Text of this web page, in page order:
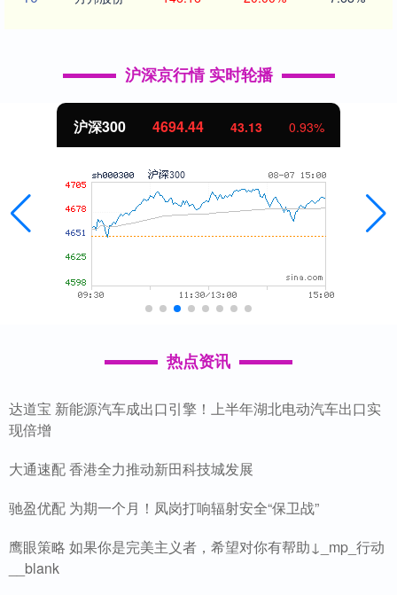
沪深京行情 实时轮播
沪深300 4694.44 43.13 0.93%
热点资讯
达道宝 新能源汽车成出口引擎！上半年湖北电动汽车出口实
现倍增
大通速配 香港全力推动新田科技城发展
驰盈优配 为期一个月！凤岗打响辐射安全“保卫战”
鹰眼策略 如果你是完美主义者，希望对你有帮助↓_mp_行动
__blank